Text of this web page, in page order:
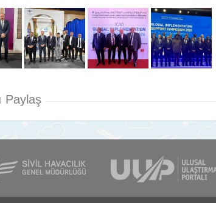
Paylaş